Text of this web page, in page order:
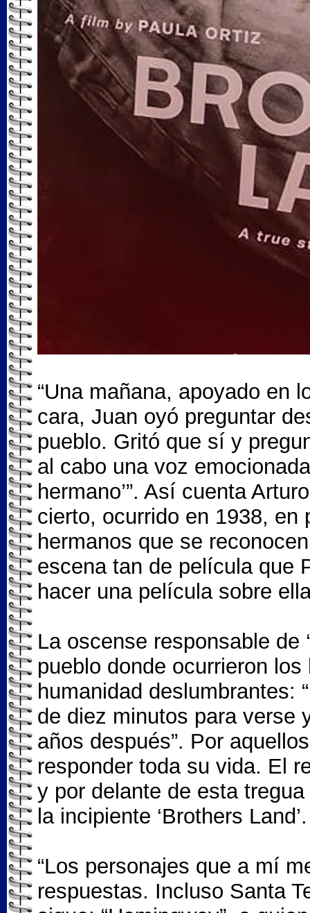
“Una mañana, apoyado en
cara, Juan oyó preguntar
pueblo. Gritó que sí y
al cabo una voz
hermano’”. Así cuenta
cierto, ocurrido en 1938, en
hermanos que se
escena tan de película que
hacer una película sobre
La oscense responsable de
pueblo donde ocurrieron
humanidad deslumbrantes:
de diez minutos para verse
años después”. Por
responder toda su vida. El
y por delante de esta
la incipiente ‘Brothers Land’.
“Los personajes que a mí
respuestas. Incluso Santa